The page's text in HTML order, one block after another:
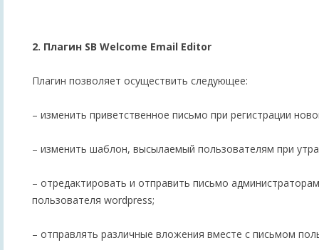
2. Плагин SB Welcome Email Editor
Плагин позволяет осуществить следующее:
– изменить приветственное письмо при регистрации
– изменить шаблон, высылаемый пользователям при
– отредактировать и отправить письмо
пользователя wordpress;
– отправлять различные вложения вместе с письмом